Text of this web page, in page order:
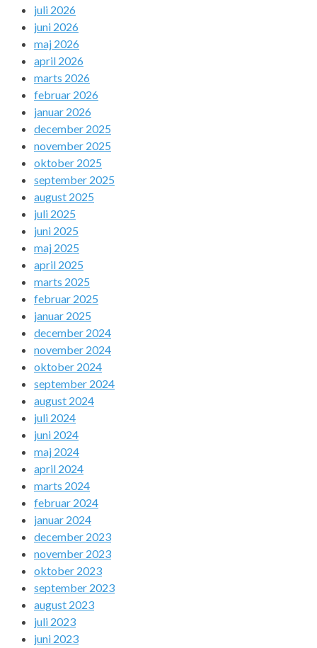
juli 2026
juni 2026
maj 2026
april 2026
marts 2026
februar 2026
januar 2026
december 2025
november 2025
oktober 2025
september 2025
august 2025
juli 2025
juni 2025
maj 2025
april 2025
marts 2025
februar 2025
januar 2025
december 2024
november 2024
oktober 2024
september 2024
august 2024
juli 2024
juni 2024
maj 2024
april 2024
marts 2024
februar 2024
januar 2024
december 2023
november 2023
oktober 2023
september 2023
august 2023
juli 2023
juni 2023